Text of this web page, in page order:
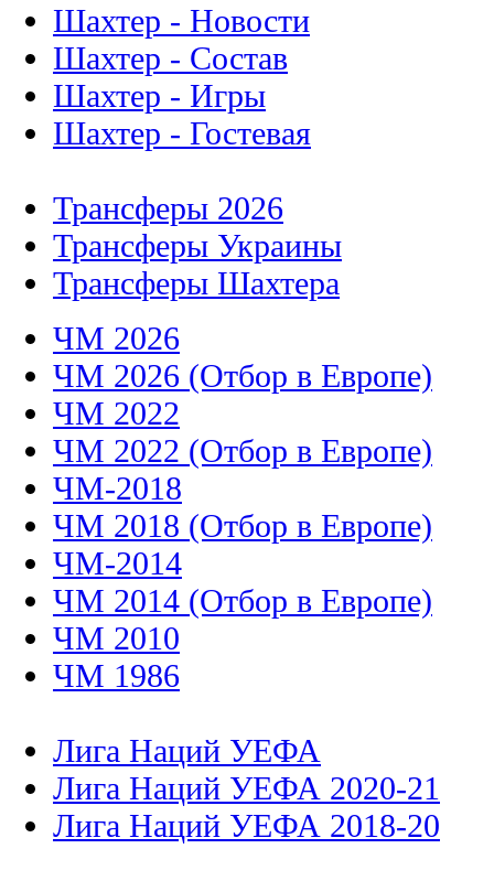
Шахтер - Новости
Шахтер - Состав
Шахтер - Игры
Шахтер - Гостевая
Трансферы 2026
Трансферы Украины
Трансферы Шахтера
ЧМ 2026
ЧМ 2026 (Отбор в Европе)
ЧМ 2022
ЧМ 2022 (Отбор в Европе)
ЧМ-2018
ЧМ 2018 (Отбор в Европе)
ЧМ-2014
ЧМ 2014 (Отбор в Европе)
ЧМ 2010
ЧМ 1986
Лига Наций УЕФА
Лига Наций УЕФА 2020-21
Лига Наций УЕФА 2018-20